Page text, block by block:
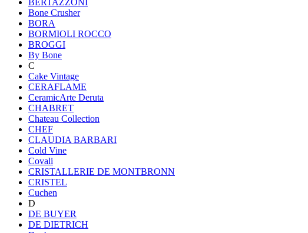
Bone Crusher
BORA
BORMIOLI ROCCO
BROGGI
By Bone
C
Cake Vintage
CERAFLAME
CeramicArte Deruta
CHABRET
Chateau Collection
CHEF
CLAUDIA BARBARI
Cold Vine
Covali
CRISTALLERIE DE MONTBRONN
CRISTEL
Cuchen
D
DE BUYER
DE DIETRICH